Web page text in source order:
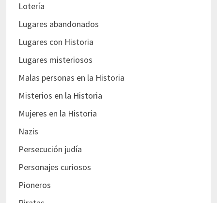
Lotería
Lugares abandonados
Lugares con Historia
Lugares misteriosos
Malas personas en la Historia
Misterios en la Historia
Mujeres en la Historia
Nazis
Persecución judía
Personajes curiosos
Pioneros